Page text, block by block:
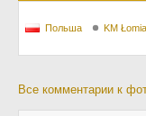
Польша KM
Все комментарии к